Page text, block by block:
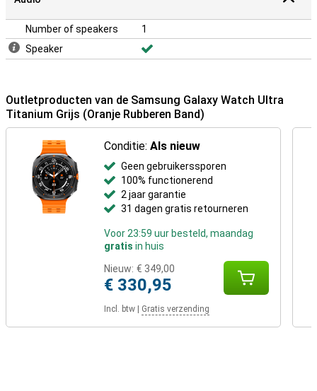
Number of speakers
1
Speaker
Outletproducten van de Samsung Galaxy Watch Ultra
Titanium Grijs (Oranje Rubberen Band)
Conditie:Als nieuw
Geen gebruikerssporen
100% functionerend
2 jaar garantie
31 dagen gratis retourneren
Voor 23:59 uur besteld, maandag
gratis in huis
Nieuw: € 349,00
€ 330,95
Incl. btw Gratis verzending